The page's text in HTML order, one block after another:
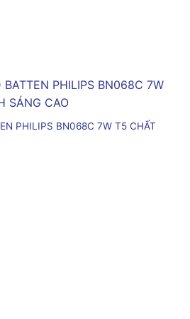
PHILIPS BN068C 7W T5 CHẤT